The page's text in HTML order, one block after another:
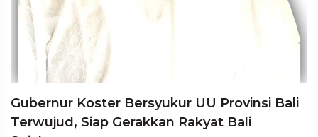
Gubernur Koster Bersyukur UU Provinsi Bali
Terwujud, Siap Gerakkan Rakyat Bali